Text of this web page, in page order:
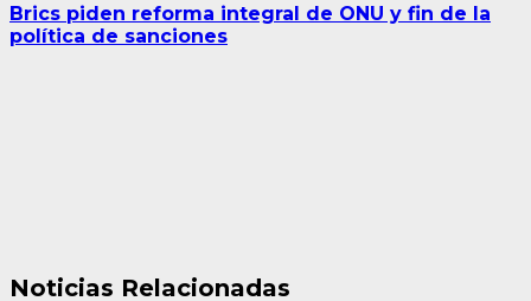
Brics piden reforma integral de ONU y fin de la
política de sanciones
Noticias Relacionadas